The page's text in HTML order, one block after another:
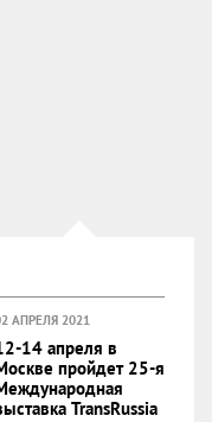
АПРЕЛЯ 2021
14 апреля в
пройдет 25-я
TransRussia